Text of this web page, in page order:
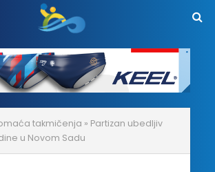
takmičenja » Partizan ubedljiv
u Novom Sadu